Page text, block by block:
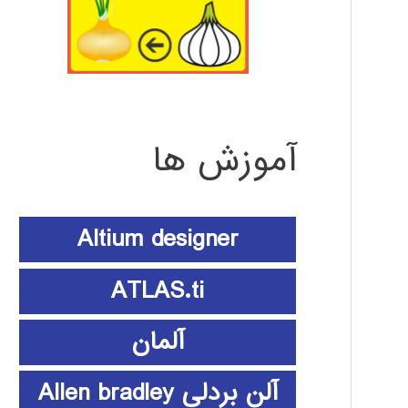
آموزش ها
Altium designer
ATLAS.ti
آلمان
آلن بردلی Allen bradley